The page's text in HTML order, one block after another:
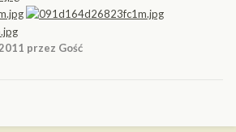
przez Gość